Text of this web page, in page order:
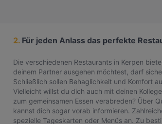
2. Für jeden Anlass das perfekte
Die verschiedenen Restaurants in Kerpen
deinem Partner ausgehen möchtest, darf
Schließlich sollen Behaglichkeit und Komfort
Vielleicht willst du dich auch mit deinen
zum gemeinsamen Essen verabreden? Über
kannst dich sogar vorab informieren.
spezielle Tageskarten oder Menüs an. Zu